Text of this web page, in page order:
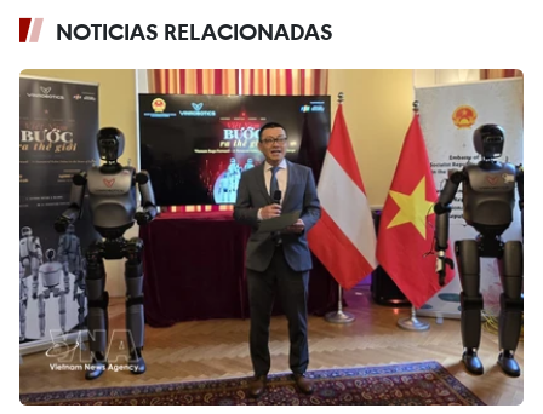
NOTICIAS RELACIONADAS